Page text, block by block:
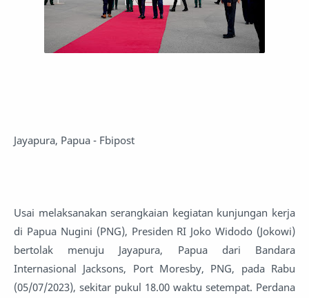
Jayapura, Papua - Fbipost
Usai melaksanakan serangkaian kegiatan kunjungan kerja
di Papua Nugini (PNG), Presiden RI Joko Widodo (Jokowi)
bertolak menuju Jayapura, Papua dari Bandara
Internasional Jacksons, Port Moresby, PNG, pada Rabu
(05/07/2023), sekitar pukul 18.00 waktu setempat. Perdana